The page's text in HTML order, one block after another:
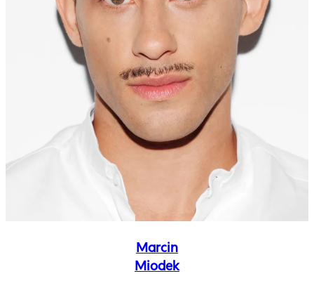
Marcin
Miodek